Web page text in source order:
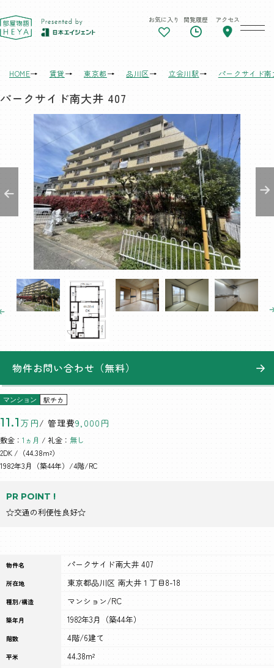
東京 部屋物語 お気に入り 閲覧履歴 アクセス
HOME 賃貸 東京都 品川区 立会川駅 パークサイド
パークサイド南大井 407
PR POINT !
☆交通の利便性良好☆
マンション 駅チカ
11.1 万円/ 管理費9,000円
敷金： 1ヵ月 / 礼金： 無し
2DK /（44.38m²）
1982年3月（築44年）/4階/RC
物件お問い合わせ（無料）
物件名 パークサイド南大井 407
所在地 東京都品川区 南大井１丁目8-18
種別/構造 マンション/RC
築年月 1982年3月（築44年）
階数 4階/6建て
平米 44.38m²